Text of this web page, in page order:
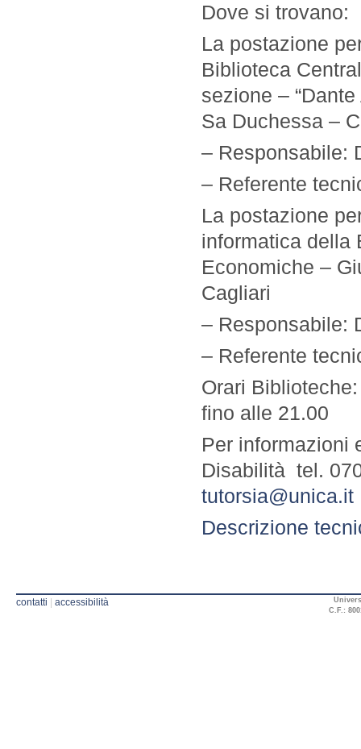
Dove si trovano:
La postazione
Biblioteca
sezione –
Sa Duchessa –
– Responsabile:
– Referente
La postazione
informatica della
Economiche –
Cagliari
– Responsabile:
– Referente
Orari
fino alle 21.00
Per informazioni
Disabilità tel.
tutorsia@unica.it
Descrizione
contatti | accessibilità
C.F.: